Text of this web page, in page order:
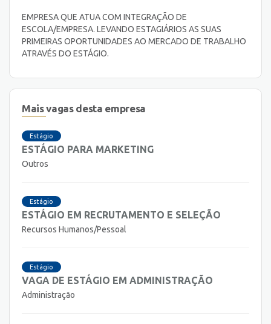
EMPRESA QUE ATUA COM INTEGRAÇÃO DE
ESCOLA/EMPRESA. LEVANDO ESTAGIÁRIOS AS SUAS
PRIMEIRAS OPORTUNIDADES AO MERCADO DE TRABALHO
ATRAVÉS DO ESTÁGIO.
Mais vagas desta empresa
Estágio
ESTÁGIO PARA MARKETING
Outros
Estágio
ESTÁGIO EM RECRUTAMENTO E SELEÇÃO
Recursos Humanos/Pessoal
Estágio
VAGA DE ESTÁGIO EM ADMINISTRAÇÃO
Administração